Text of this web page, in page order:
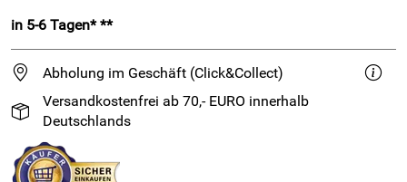
in 5-6 Tagen* **
Abholung im Geschäft (Click&Collect)
Versandkostenfrei ab 70,- EURO innerhalb
Deutschlands